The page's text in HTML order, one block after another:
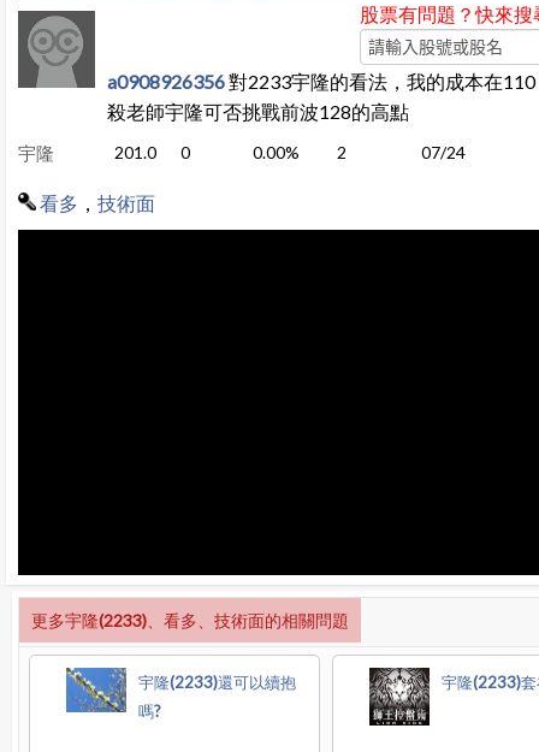
股票有問題？快來搜
a0908926356對2233宇隆的看法，我的成本在
殺老師宇隆可否挑戰前波128的高點
宇隆 201.0 0 0.00% 2 07/24
看多 技術面
更多宇隆(2233)、看多、技術面的相關問題
宇隆(2233)還可以續抱
嗎?
宇隆(2233)